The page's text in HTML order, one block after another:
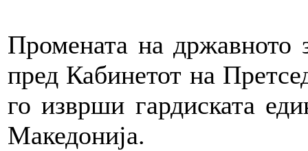
Промената на државното
пред Кабинетот на
го изврши гардиската
Македонија.